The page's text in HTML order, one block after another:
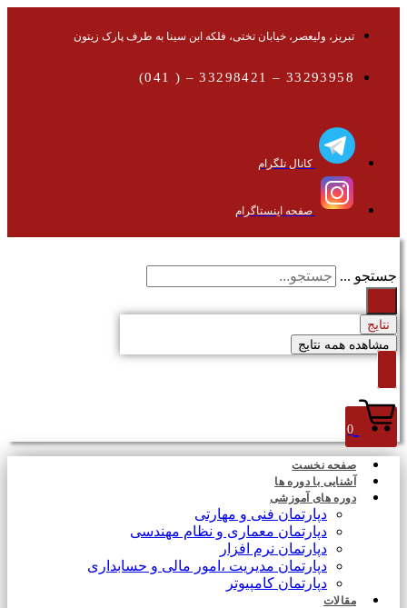
تبریز، ولیعصر، خیابان تختی، فلکه ابن سینا به طرف پارک زیتون
33293958 – 33298421 – ( 041)
کانال تلگرام
صفحه اینستاگرام
جستجو ...
نتایج
مشاهده همه نتایج
0
صفحه نخست
آشنایی با دوره ها
دوره های آموزشی
دپارتمان فنی و مهارتی
دپارتمان معماری و نظام مهندسی
دپارتمان نرم افزار
دپارتمان مدیریت ،امور مالی و حسابداری
دپارتمان کامپیوتر
مقالات